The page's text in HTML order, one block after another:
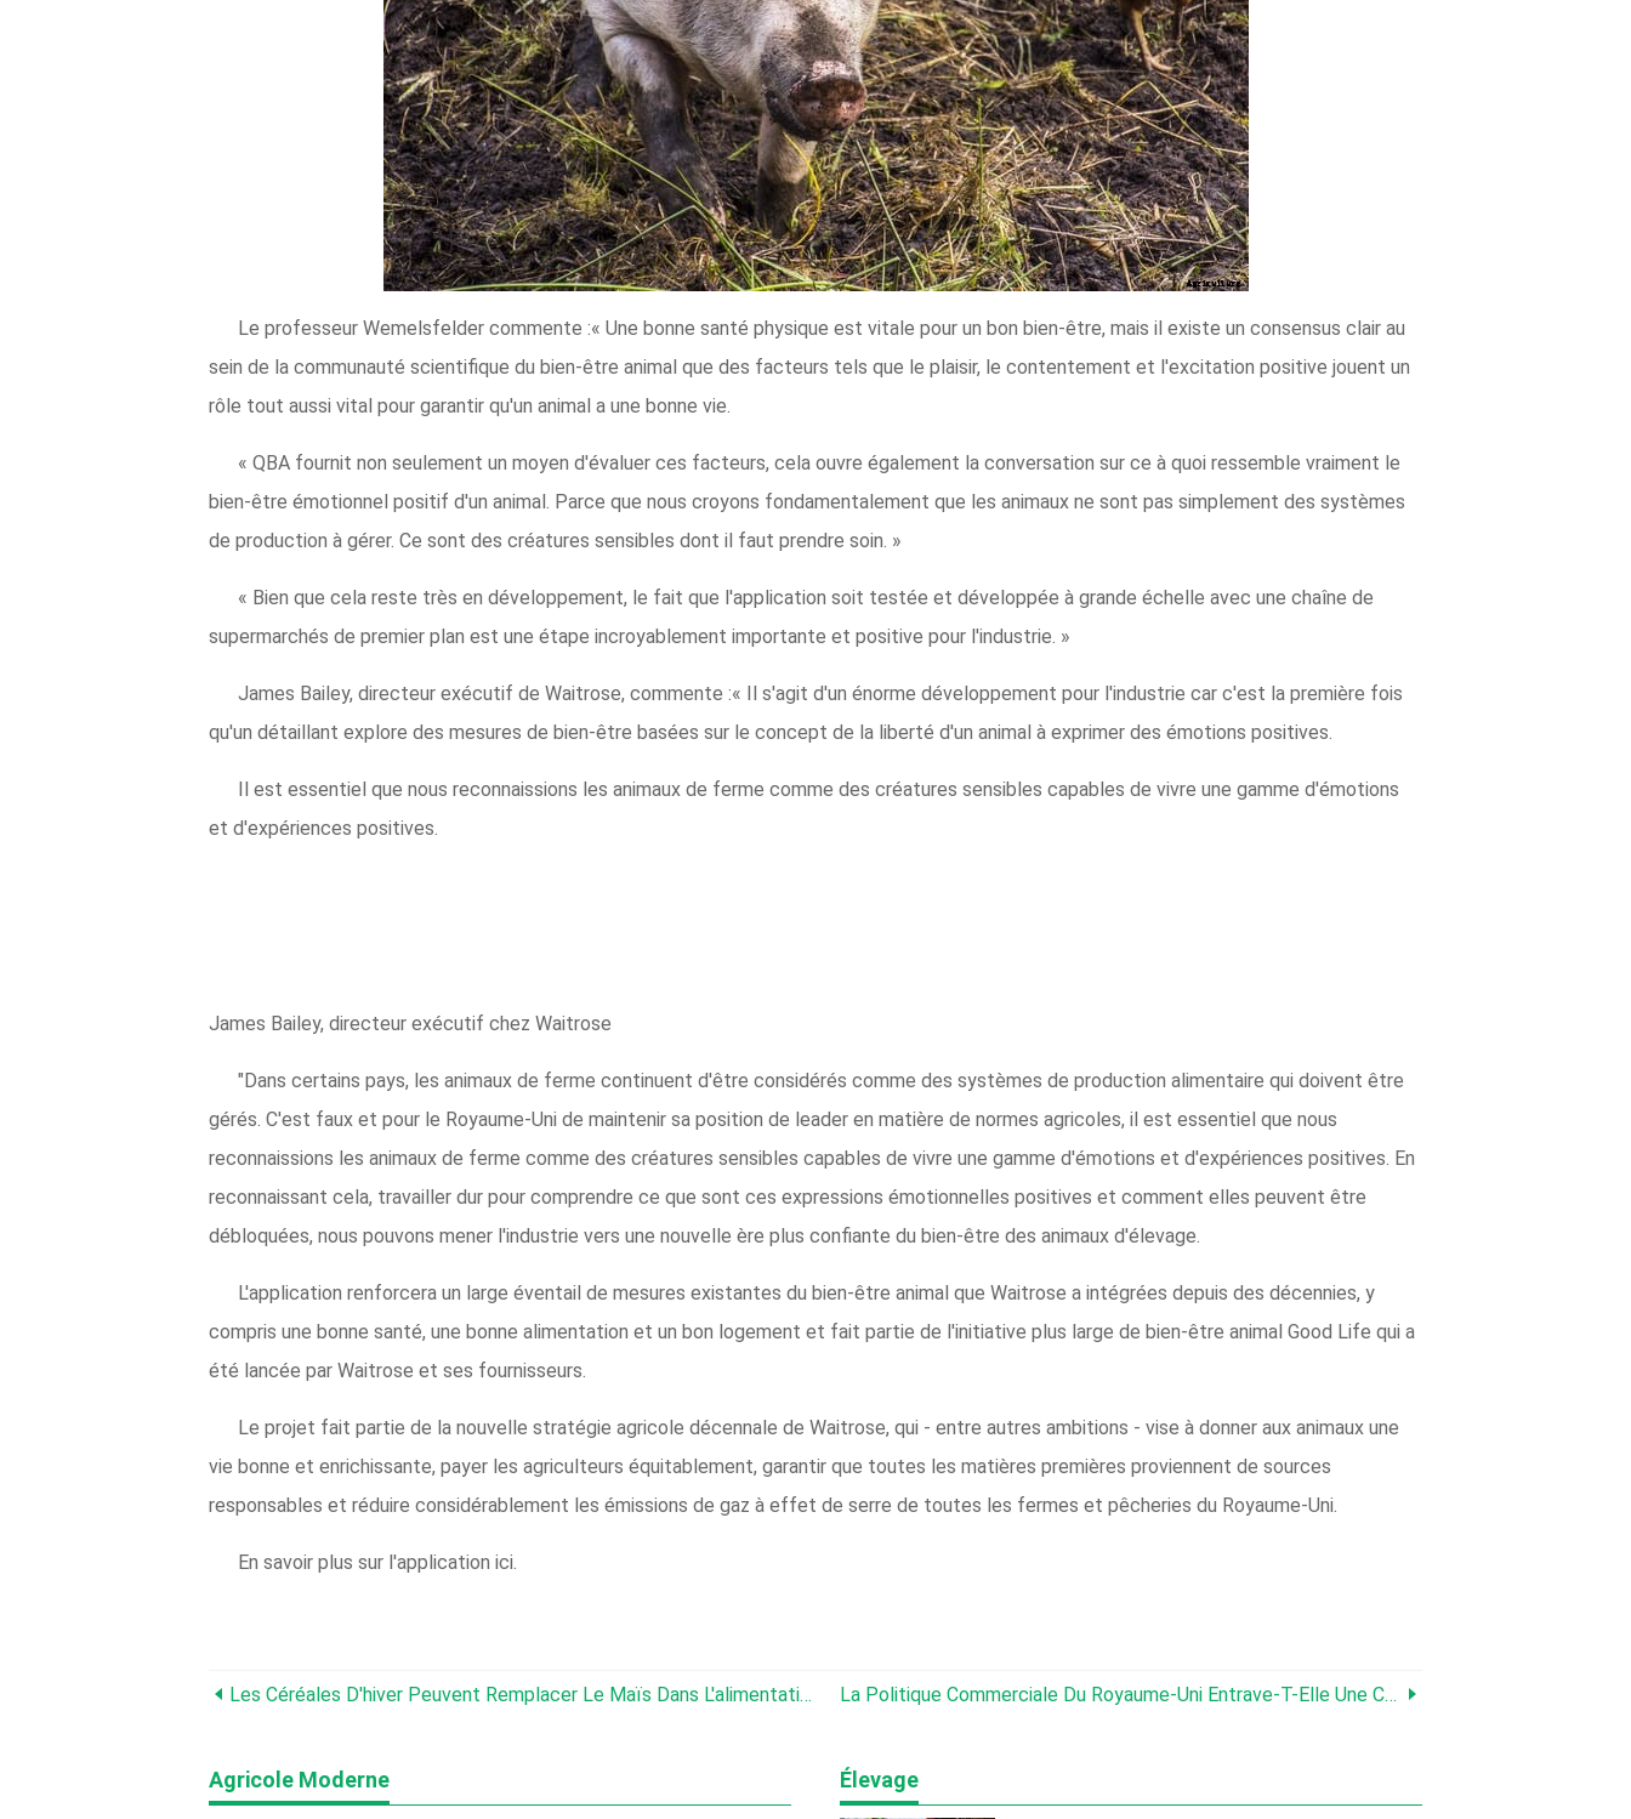
Le professeur Wemelsfelder commente :« Une bonne santé physique est vitale pour un bon bien-être, mais il existe un consensus clair au
sein de la communauté scientifique du bien-être animal que des facteurs tels que le plaisir, le contentement et l'excitation positive jouent un
rôle tout aussi vital pour garantir qu'un animal a une bonne vie.
« QBA fournit non seulement un moyen d'évaluer ces facteurs, cela ouvre également la conversation sur ce à quoi ressemble vraiment le
bien-être émotionnel positif d'un animal. Parce que nous croyons fondamentalement que les animaux ne sont pas simplement des systèmes
de production à gérer. Ce sont des créatures sensibles dont il faut prendre soin. »
« Bien que cela reste très en développement, le fait que l'application soit testée et développée à grande échelle avec une chaîne de
supermarchés de premier plan est une étape incroyablement importante et positive pour l'industrie. »
James Bailey, directeur exécutif de Waitrose, commente :« Il s'agit d'un énorme développement pour l'industrie car c'est la première fois
qu'un détaillant explore des mesures de bien-être basées sur le concept de la liberté d'un animal à exprimer des émotions positives.
Il est essentiel que nous reconnaissions les animaux de ferme comme des créatures sensibles capables de vivre une gamme d'émotions
et d'expériences positives.
James Bailey, directeur exécutif chez Waitrose
"Dans certains pays, les animaux de ferme continuent d'être considérés comme des systèmes de production alimentaire qui doivent être
gérés. C'est faux et pour le Royaume-Uni de maintenir sa position de leader en matière de normes agricoles, il est essentiel que nous
reconnaissions les animaux de ferme comme des créatures sensibles capables de vivre une gamme d'émotions et d'expériences positives. En
reconnaissant cela, travailler dur pour comprendre ce que sont ces expressions émotionnelles positives et comment elles peuvent être
débloquées, nous pouvons mener l'industrie vers une nouvelle ère plus confiante du bien-être des animaux d'élevage.
L'application renforcera un large éventail de mesures existantes du bien-être animal que Waitrose a intégrées depuis des décennies, y
compris une bonne santé, une bonne alimentation et un bon logement et fait partie de l'initiative plus large de bien-être animal Good Life qui a
été lancée par Waitrose et ses fournisseurs.
Le projet fait partie de la nouvelle stratégie agricole décennale de Waitrose, qui - entre autres ambitions - vise à donner aux animaux une
vie bonne et enrichissante, payer les agriculteurs équitablement, garantir que toutes les matières premières proviennent de sources
responsables et réduire considérablement les émissions de gaz à effet de serre de toutes les fermes et pêcheries du Royaume-Uni.
En savoir plus sur l'application ici.
Les Céréales D'hiver Peuvent Remplacer Le Maïs Dans L'alimentation Des Porcs Et Des Volailles La Politique Commerciale Du Royaume-Uni Entrave-T-Elle Une Concurrence Loyale ?
Agricole Moderne Élevage